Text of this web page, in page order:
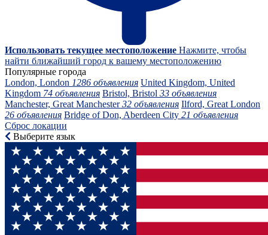
Использовать текущее местоположение Нажмите, чтобы
найти ближайший город к вашему местоположению
Популярные города
London, London 1286 объявления United Kingdom, United
Kingdom 74 объявления Bristol, Bristol 33 объявления
Manchester, Great Manchester32 объявления Ilford, Great London
26 объявления Bridge of Don, Aberdeen City 21 объявления
Сброс локации
Выберите язык